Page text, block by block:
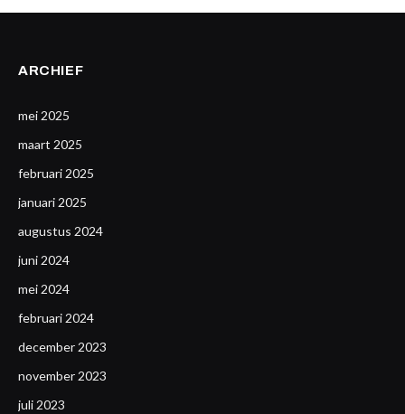
ARCHIEF
mei 2025
maart 2025
februari 2025
januari 2025
augustus 2024
juni 2024
mei 2024
februari 2024
december 2023
november 2023
juli 2023